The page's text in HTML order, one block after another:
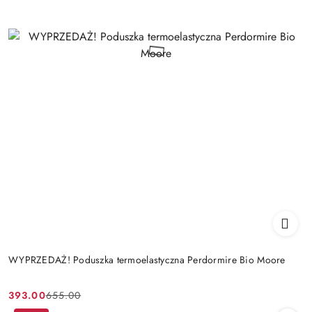
WYPRZEDAŻ! Poduszka termoelastyczna Perdormire Bio Moore
Cena
393.00
Cena
655.00